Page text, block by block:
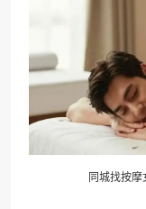
同城找按